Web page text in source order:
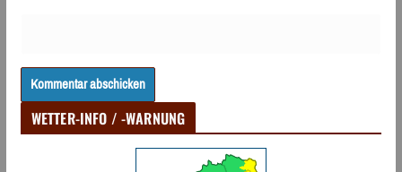
WETTER-INFO / -WARNUNG